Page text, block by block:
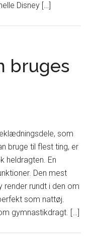
Disney […]
bruges
som
bruge til flest ting, er
heldragten. En
Den mest
render rundt i den om
som nattøj.
gymnastikdragt. […]